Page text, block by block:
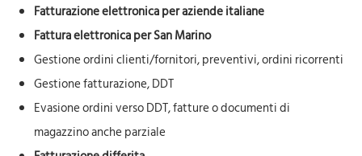
Fatturazione elettronica per aziende italiane
Fattura elettronica per San Marino
Gestione ordini clienti/fornitori, preventivi, ordini ricorrenti
Gestione fatturazione, DDT
Evasione ordini verso DDT, fatture o documenti di
magazzino anche parziale